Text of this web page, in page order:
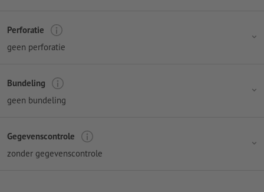
Perforatie
geen perforatie
Bundeling
geen bundeling
Gegevenscontrole
zonder gegevenscontrole